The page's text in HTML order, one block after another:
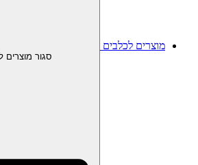
מוצרים לכלבים
סגור מוצרים